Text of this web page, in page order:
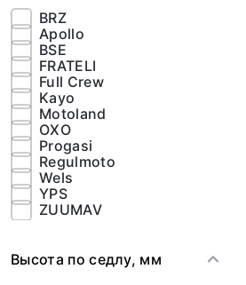
BRZ
Apollo
BSE
FRATELI
Full Crew
Kayo
Motoland
OXO
Progasi
Regulmoto
Wels
YPS
ZUUMAV
Высота по седлу, мм